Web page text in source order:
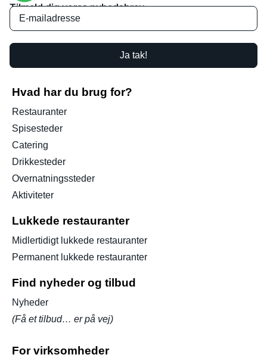
Tilmeld dig vores nyhedsbrev
Ja tak!
Hvad har du brug for?
Restauranter
Spisesteder
Catering
Drikkesteder
Overnatningssteder
Aktiviteter
Lukkede restauranter
Midlertidigt lukkede restauranter
Permanent lukkede restauranter
Find nyheder og tilbud
Nyheder
(Få et tilbud… er på vej)
For virksomheder